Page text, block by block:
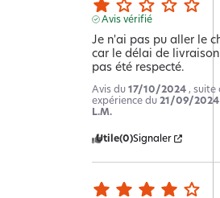
Avis vérifié
Je n'ai pas pu aller le
car le délai de
pas été respecté.
Avis du 17/10/2024 , suite
expérience du 21/09/2024
L.M.
Utile(0)Signaler